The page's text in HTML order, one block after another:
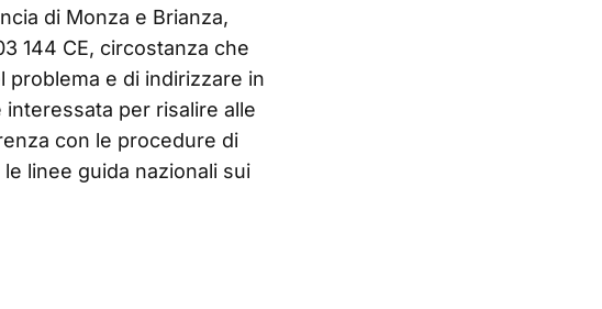
di Monza e Brianza,
144 CE, circostanza che
problema e di indirizzare in
per risalire alle
con le procedure di
linee guida nazionali sui